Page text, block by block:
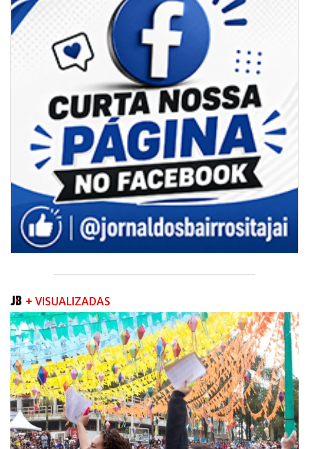
Secretaria de Cultura retoma oficinas culturais com diversas
modalidades para a comunidade
BALNEÁRIO CAMBORIÚ
06/08/2026 | 07:00
Inscrições para a exploração da gastronomia do 14º Acampamento
Farroupilha estão abertas
CAMBORIÚ
+ VISUALIZADAS